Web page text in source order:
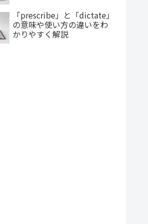
「prescribe」と「dictate」
の意味や使い方の違いをわ
かりやすく解説